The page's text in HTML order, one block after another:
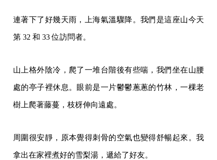
連著下了好幾天雨，上海氣溫驟降。我們是這座山今天
第 32 和 33 位訪問者。
山上格外陰冷，爬了一堆台階後有些喘，我們坐在山腰
處的亭子裡休息。眼前是一片鬱鬱蔥蔥的竹林，一棵老
樹上爬著藤蔓，枝枒伸向遠處。
周圍很安靜，原本覺得刺骨的空氣也變得舒暢起來。我
拿出在家裡煮好的雪梨湯，遞給了好友。